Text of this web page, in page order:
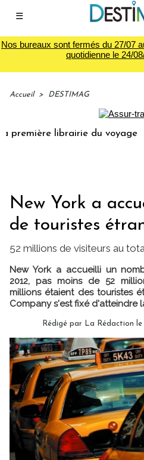
☰
Nos bureaux sont fermés du 27/07
quotidienne le 24/
Accueil > DESTIMAG
librairie du voyage
New York a
de touristes
52 millions de visiteurs au
New York a accueilli un
2012, pas moins de 52
millions étaient des touristes
Company s'est fixé d'atteindre
Rédigé par La Rédaction